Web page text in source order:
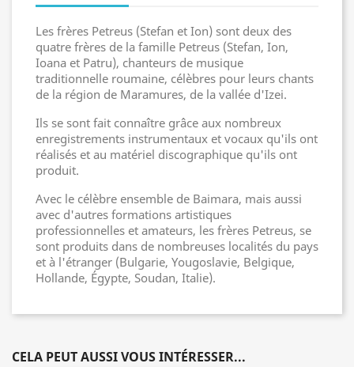
Les frères Petreus (Stefan et Ion) sont deux des
quatre frères de la famille Petreus (Stefan, Ion,
Ioana et Patru), chanteurs de musique
traditionnelle roumaine, célèbres pour leurs chants
de la région de Maramures, de la vallée d'Izei.
Ils se sont fait connaître grâce aux nombreux
enregistrements instrumentaux et vocaux qu'ils ont
réalisés et au matériel discographique qu'ils ont
produit.
Avec le célèbre ensemble de Baimara, mais aussi
avec d'autres formations artistiques
professionnelles et amateurs, les frères Petreus, se
sont produits dans de nombreuses localités du pays
et à l'étranger (Bulgarie, Yougoslavie, Belgique,
Hollande, Égypte, Soudan, Italie).
CELA PEUT AUSSI VOUS INTÉRESSER...